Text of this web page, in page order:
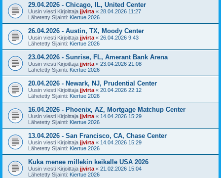
29.04.2026 - Chicago, IL, United Center
Uusin viesti Kirjoittaja jjvirta « 28.04.2026 11:27
Lähetetty Sijainti: Kiertue 2026
26.04.2026 - Austin, TX, Moody Center
Uusin viesti Kirjoittaja jjvirta « 26.04.2026 9:43
Lähetetty Sijainti: Kiertue 2026
23.04.2026 - Sunrise, FL, Amerant Bank Arena
Uusin viesti Kirjoittaja jjvirta « 23.04.2026 21:08
Lähetetty Sijainti: Kiertue 2026
20.04.2026 - Newark, NJ, Prudential Center
Uusin viesti Kirjoittaja jjvirta « 20.04.2026 22:12
Lähetetty Sijainti: Kiertue 2026
16.04.2026 - Phoenix, AZ, Mortgage Matchup Center
Uusin viesti Kirjoittaja jjvirta « 14.04.2026 15:29
Lähetetty Sijainti: Kiertue 2026
13.04.2026 - San Francisco, CA, Chase Center
Uusin viesti Kirjoittaja jjvirta « 14.04.2026 15:29
Lähetetty Sijainti: Kiertue 2026
Kuka menee millekin keikalle USA 2026
Uusin viesti Kirjoittaja jjvirta « 21.02.2026 15:04
Lähetetty Sijainti: Kiertue 2026